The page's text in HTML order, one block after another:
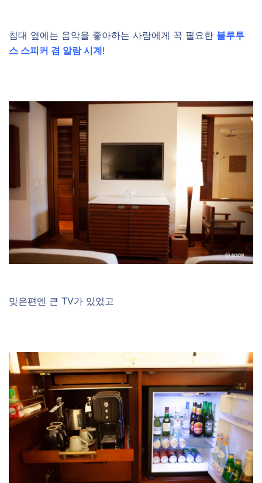
침대 옆에는 음악을 좋아하는 사람에게 꼭 필요한 블루투
스 스피커 겸 알람 시계!
맞은편엔 큰 TV가 있었고